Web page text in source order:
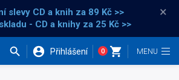
slevy CD a knih za 89 Kč >>
- CD a knihy za 25 Kč >>
×
Přihlášení 0